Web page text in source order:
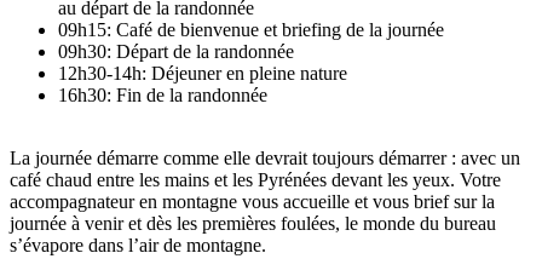
au départ de la randonnée
09h15: Café de bienvenue et briefing de la journée
09h30: Départ de la randonnée
12h30-14h: Déjeuner en pleine nature
16h30: Fin de la randonnée
La journée démarre comme elle devrait toujours démarrer : avec un
café chaud entre les mains et les Pyrénées devant les yeux. Votre
accompagnateur en montagne vous accueille et vous brief sur la
journée à venir et dès les premières foulées, le monde du bureau
s’évapore dans l’air de montagne.